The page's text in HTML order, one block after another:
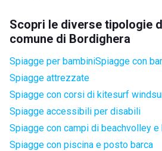
Scopri le diverse tipologie
comune di Bordighera
Spiagge per bambiniSpiagge con
Spiagge attrezzate
Spiagge con corsi di kitesurf
Spiagge accessibili per disabili
Spiagge con campi di beachvolley
Spiagge con piscina e posto barca